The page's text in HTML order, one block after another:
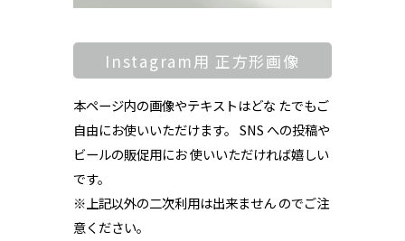
Instagram用 正方形画像
本ページ内の画像やテキストはどな たでもご
自由にお使いいただけます。 SNS への投稿や
ビールの販促用にお 使いいただければ嬉しい
です。
※上記以外の二次利用は出来ません のでご注
意ください。